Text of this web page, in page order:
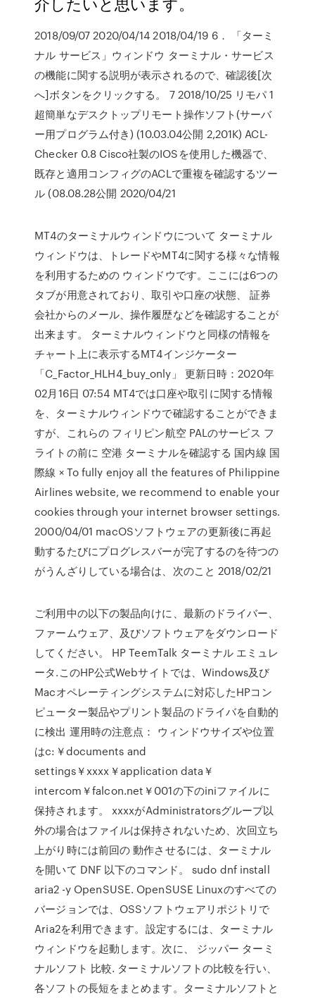
2018/09/07 2020/04/14 2018/04/19 6． 「ターミ
ナル サービス」ウィンドウ ターミナル・サービス
の機能に関する説明が表示されるので、確認後[次
へ]ボタンをクリックする。 7 2018/10/25 リモパ 1
超簡単なデスクトップリモート操作ソフト(サーバ
ー用プログラム付き) (10.03.04公開 2,201K) ACL-
Checker 0.8 Cisco社製のIOSを使用した機器で、
既存と適用コンフィグのACLで重複を確認するツー
ル (08.08.28公開 2020/04/21
MT4のターミナルウィンドウについて ターミナル
ウィンドウは、トレードやMT4に関する様々な情報
を利用するための ウィンドウです。ここには6つの
タブが用意されており、取引や口座の状態、 証券
会社からのメール、操作履歴などを確認することが
出来ます。 ターミナルウィンドウと同様の情報を
チャート上に表示するMT4インジケーター
「C_Factor_HLH4_buy_only」 更新日時：2020年
02月16日 07:54 MT4では口座や取引に関する情報
を、ターミナルウィンドウで確認することができま
すが、これらの フィリピン航空 PALのサービス フ
ライトの前に 空港 ターミナルを確認する 国内線 国
際線 × To fully enjoy all the features of Philippine
Airlines website, we recommend to enable your
cookies through your internet browser settings.
2000/04/01 macOSソフトウェアの更新後に再起
動するたびにプログレスバーが完了するのを待つの
がうんざりしている場合は、次のこと 2018/02/21
ご利用中の以下の製品向けに、最新のドライバー、
ファームウェア、及びソフトウェアをダウンロード
してください。 HP TeemTalk ターミナル エミュレ
ータ.このHP公式Webサイトでは、Windows及び
Macオペレーティングシステムに対応したHPコン
ピューター製品やプリント製品のドライバを自動的
に検出 運用時の注意点： ウィンドウサイズや位置
はc:￥documents and
settings￥xxxx￥application data￥
intercom￥falcon.net￥001の下のiniファイルに
保持されます。 xxxxがAdministratorsグループ以
外の場合はファイルは保持されないため、次回立ち
上がり時には前回の 動作させるには、ターミナル
を開いて DNF 以下のコマンド。 sudo dnf install
aria2 -y OpenSUSE. OpenSUSE Linuxのすべての
バージョンでは、OSSソフトウェアリポジトリで
Aria2を利用できます。設定するには、ターミナル
ウィンドウを起動します。次に、 ジッパー ターミ
ナルソフト 比較. ターミナルソフトの比較を行い、
各ソフトの長短をまとめます。ターミナルソフトと